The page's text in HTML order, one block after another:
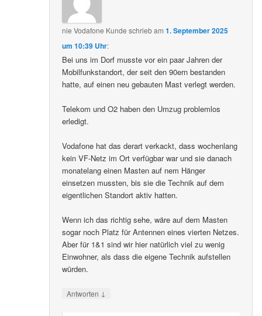
nie Vodafone Kunde schriebam1. September 2025
um 10:39 Uhr:
Bei uns im Dorf musste vor ein paar Jahren der
Mobilfunkstandort, der seit den 90ern bestanden
hatte, auf einen neu gebauten Mast verlegt werden.
Telekom und O2 haben den Umzug problemlos
erledigt.
Vodafone hat das derart verkackt, dass wochenlang
kein VF-Netz im Ort verfügbar war und sie danach
monatelang einen Masten auf nem Hänger
einsetzen mussten, bis sie die Technik auf dem
eigentlichen Standort aktiv hatten.
Wenn ich das richtig sehe, wäre auf dem Masten
sogar noch Platz für Antennen eines vierten Netzes.
Aber für 1&1 sind wir hier natürlich viel zu wenig
Einwohner, als dass die eigene Technik aufstellen
würden.
Antworten ↓